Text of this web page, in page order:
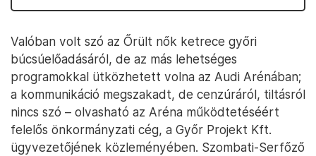
Valóban volt szó az Őrült nők ketrece győri
búcsúelőadásáról, de az más lehetséges
programokkal ütközhetett volna az Audi Arénában;
a kommunikáció megszakadt, de cenzúráról, tiltásról
nincs szó – olvasható az Aréna működtetéséért
felelős önkormányzati cég, a Győr Projekt Kft.
ügyvezetőjének közleményében. Szombati-Serfőző